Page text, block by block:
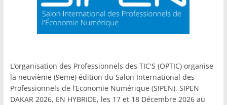
L’organisation des Professionnels des TIC'S (OPTIC) organise
la neuvième (9eme) édition du Salon International des
Professionnels de l’Economie Numérique (SIPEN), SIPEN
DAKAR 2026, EN HYBRIDE, les 17 et 18 Décembre 2026 au